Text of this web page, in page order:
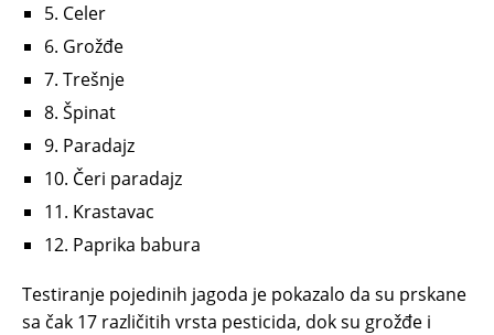
5. Celer
6. Grožđe
7. Trešnje
8. Špinat
9. Paradajz
10. Čeri paradajz
11. Krastavac
12. Paprika babura
Testiranje pojedinih jagoda je pokazalo da su prskane
sa čak 17 različitih vrsta pesticida, dok su grožđe i